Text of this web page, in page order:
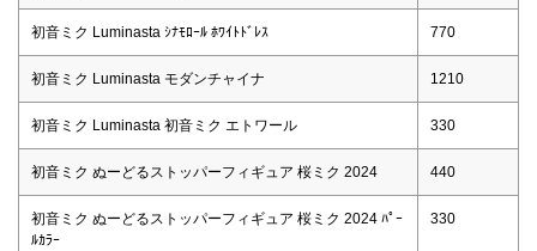
初音ミク Luminasta ｼﾅﾓﾛｰﾙ ﾎﾜｲﾄﾄﾞﾚｽ 770
初音ミク Luminasta モダンチャイナ 1210
初音ミク Luminasta 初音ミク エトワール 330
初音ミク ぬーどるストッパーフィギュア 桜ミク 2024 440
初音ミク ぬーどるストッパーフィギュア 桜ミク 2024 ﾊﾟｰ
ﾙｶﾗｰ
330